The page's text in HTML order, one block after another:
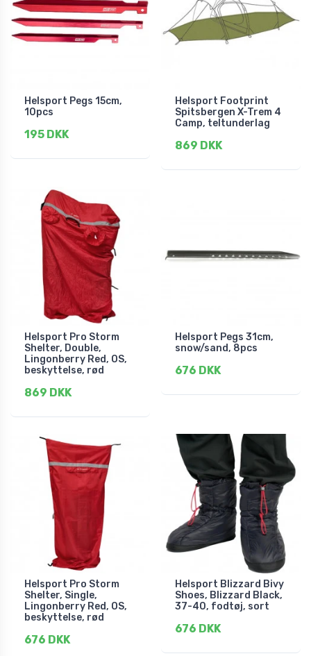
Helsport Pegs 15cm,
10pcs
195 DKK
Helsport Footprint
Spitsbergen X-Trem 4
Camp, teltunderlag
869 DKK
Helsport Pro Storm
Shelter, Double,
Lingonberry Red, OS,
beskyttelse, rød
869 DKK
Helsport Pegs 31cm,
snow/sand, 8pcs
676 DKK
Helsport Pro Storm
Shelter, Single,
Lingonberry Red, OS,
beskyttelse, rød
676 DKK
Helsport Blizzard Bivy
Shoes, Blizzard Black,
37-40, fodtøj, sort
676 DKK